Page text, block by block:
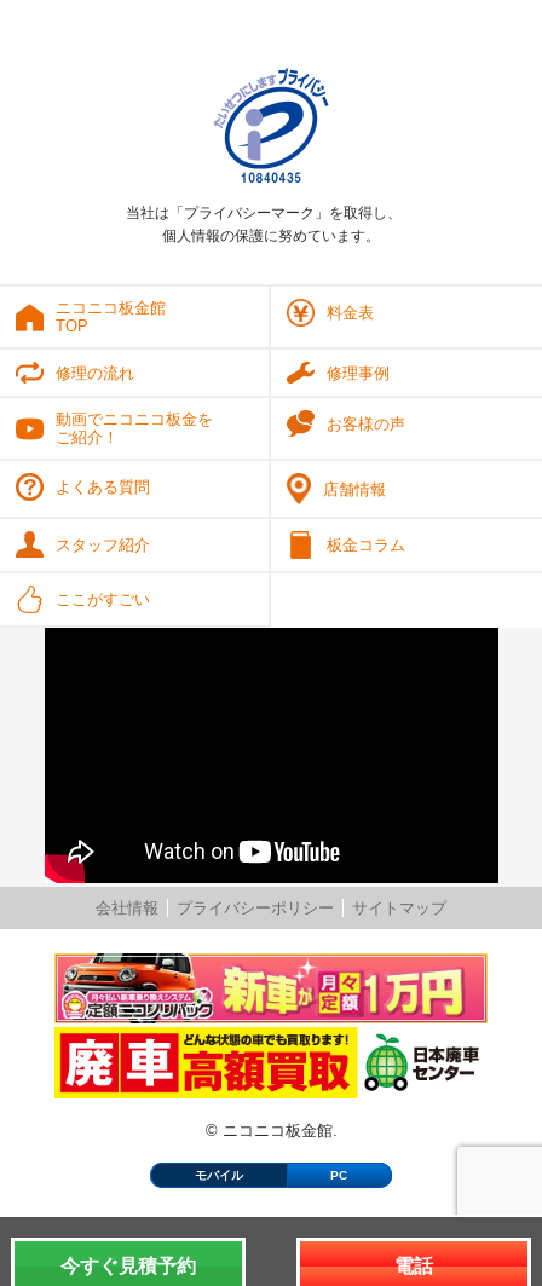
今すぐ見積予約 電話
当社は「プライバシーマーク」を取得し、
個人情報の保護に努めています。
ニコニコ板金館
TOP
料金表
修理の流れ 修理事例
動画でニコニコ板金を
ご紹介！
お客様の声
よくある質問 店舗情報
スタッフ紹介 板金コラム
ここがすごい
会社情報 プライバシーポリシー サイトマップ
© ニコニコ板金館.
モバイル PC